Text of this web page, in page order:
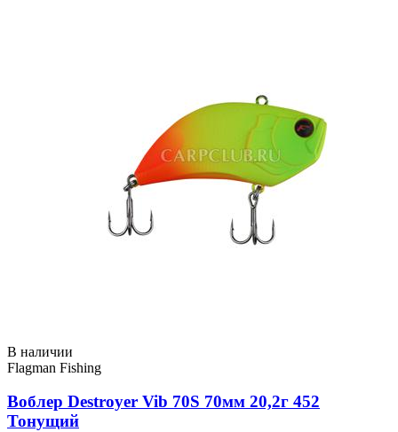
В наличии
Flagman Fishing
Воблер Destroyer Vib 70S 70мм 20,2г 452
Тонущий